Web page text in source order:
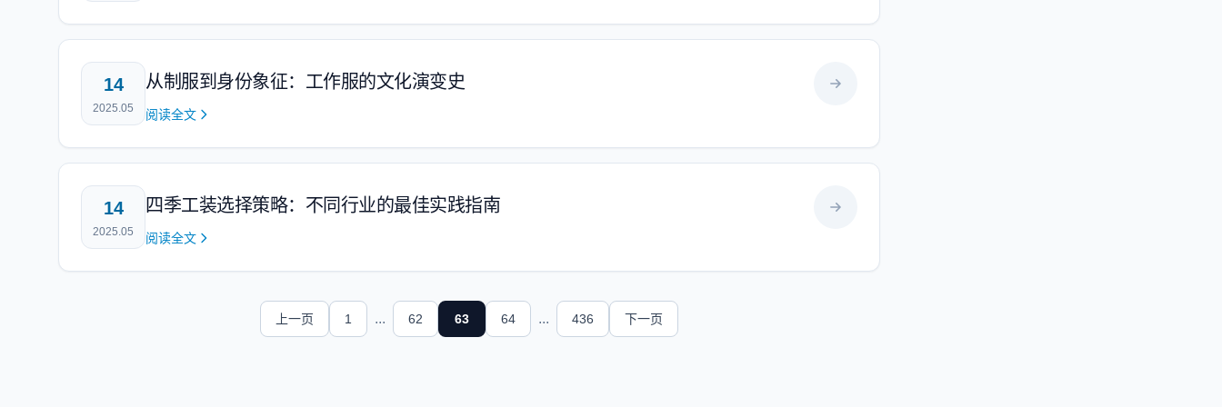
14
2025.05
从制服到身份象征：工作服的文化演变史
阅读全文
14
2025.05
四季工装选择策略：不同行业的最佳实践指南
阅读全文
上一页 1 ... 62 63 64 ... 436 下一页